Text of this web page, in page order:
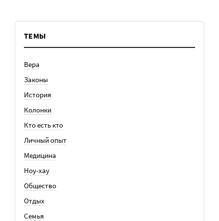
ТЕМЫ
Вера
Законы
История
Колонки
Кто есть кто
Личный опыт
Медицина
Ноу-хау
Общество
Отдых
Семья